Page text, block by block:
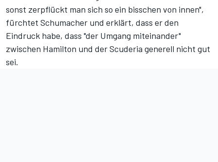
sonst zerpflückt man sich so ein bisschen von innen",
fürchtet Schumacher und erklärt, dass er den
Eindruck habe, dass "der Umgang miteinander"
zwischen Hamilton und der Scuderia generell nicht gut
sei.